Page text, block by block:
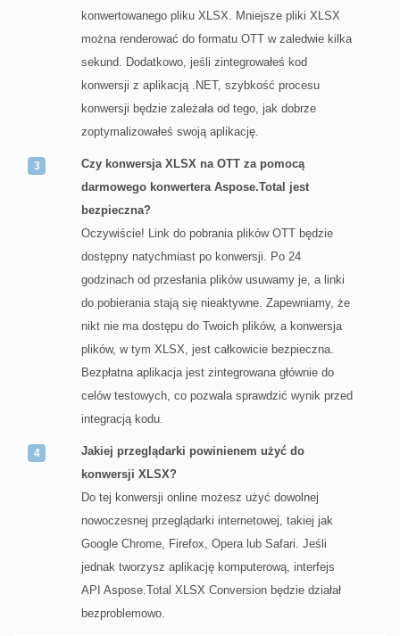
konwertowanego pliku XLSX. Mniejsze pliki XLSX
można renderować do formatu OTT w zaledwie kilka
sekund. Dodatkowo, jeśli zintegrowałeś kod
konwersji z aplikacją .NET, szybkość procesu
konwersji będzie zależała od tego, jak dobrze
zoptymalizowałeś swoją aplikację.
Czy konwersja XLSX na OTT za pomocą
darmowego konwertera Aspose.Total jest
bezpieczna?
Oczywiście! Link do pobrania plików OTT będzie
dostępny natychmiast po konwersji. Po 24
godzinach od przesłania plików usuwamy je, a linki
do pobierania stają się nieaktywne. Zapewniamy, że
nikt nie ma dostępu do Twoich plików, a konwersja
plików, w tym XLSX, jest całkowicie bezpieczna.
Bezpłatna aplikacja jest zintegrowana głównie do
celów testowych, co pozwala sprawdzić wynik przed
integracją kodu.
Jakiej przeglądarki powinienem użyć do
konwersji XLSX?
Do tej konwersji online możesz użyć dowolnej
nowoczesnej przeglądarki internetowej, takiej jak
Google Chrome, Firefox, Opera lub Safari. Jeśli
jednak tworzysz aplikację komputerową, interfejs
API Aspose.Total XLSX Conversion będzie działał
bezproblemowo.